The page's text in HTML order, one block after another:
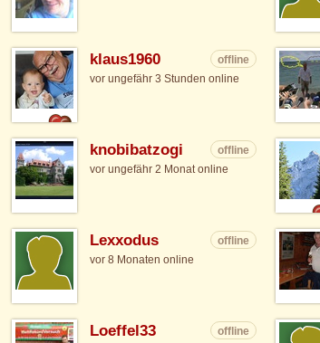
klaus1960
offline
vor ungefähr 3 Stunden online
knobibatzogi
offline
vor ungefähr 2 Monat online
Lexxodus
offline
vor 8 Monaten online
Loeffel33
offline